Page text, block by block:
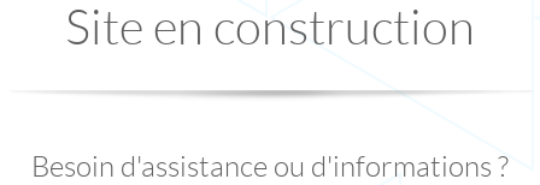
Site en construction
Besoin d'assistance ou d'informations ?